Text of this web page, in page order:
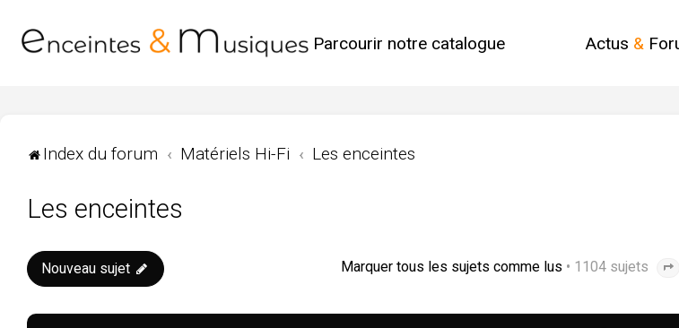
Parcourir notre catalogue Actus &
Index du forum Matériels Hi-Fi Les enceintes
Les enceintes
Nouveau sujet Marquer tous les sujets comme lus • 1104 sujets